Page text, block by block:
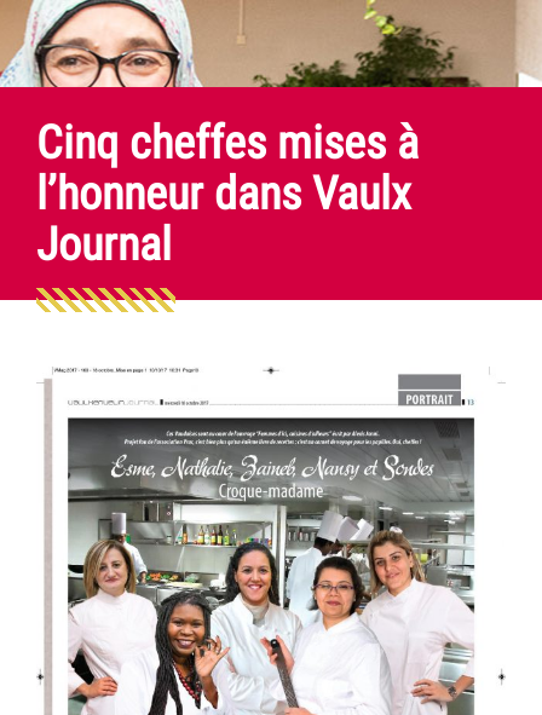
Cinq cheffes mises à
l’honneur dans Vaulx
Journal